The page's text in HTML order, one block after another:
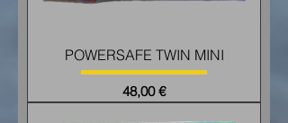
POWERSAFE TWIN MINI
Price
48,00 €